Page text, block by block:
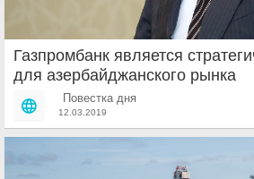
Газпромбанк является
для азербайджанского рынка
Повестка дня
12.03.2019